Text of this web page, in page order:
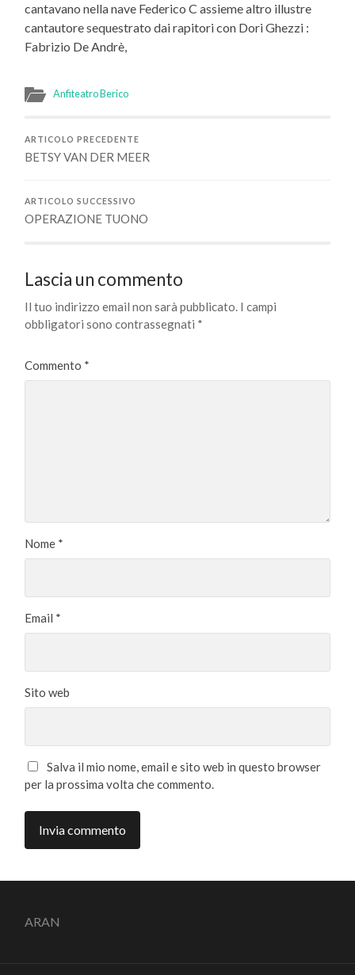
cantavano nella nave Federico C assieme altro illustre
cantautore sequestrato dai rapitori con Dori Ghezzi :
Fabrizio De Andrè,
Anfiteatro Berico
ARTICOLO PRECEDENTE
BETSY VAN DER MEER
ARTICOLO SUCCESSIVO
OPERAZIONE TUONO
Lascia un commento
Il tuo indirizzo email non sarà pubblicato. I campi
obbligatori sono contrassegnati *
Commento *
Nome *
Email *
Sito web
Salva il mio nome, email e sito web in questo browser
per la prossima volta che commento.
ARAN